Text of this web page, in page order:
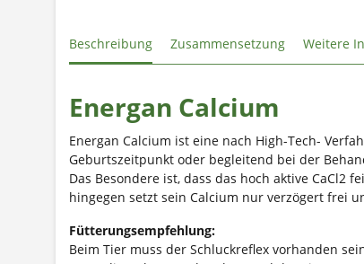
Beschreibung Zusammensetzung Weitere
Energan Calcium
Energan Calcium ist eine nach High-Tech-
Geburtszeitpunkt oder begleitend bei der
Das Besondere ist, dass das hoch aktive
hingegen setzt sein Calcium nur verzögert frei
Fütterungsempfehlung:
Beim Tier muss der Schluckreflex vorhanden